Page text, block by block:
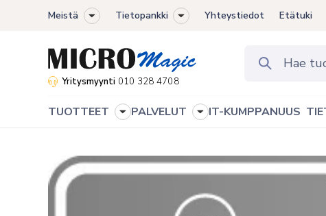
Meistä
Toggle
menu
Tietopankki
Toggle
menu
Yhteystiedot Etätuki
Yritysmyynti 010 328 4708
TUOTTEET
Toggle
menu
PALVELUT
Toggle
menu
IT-KUMPPANUUS